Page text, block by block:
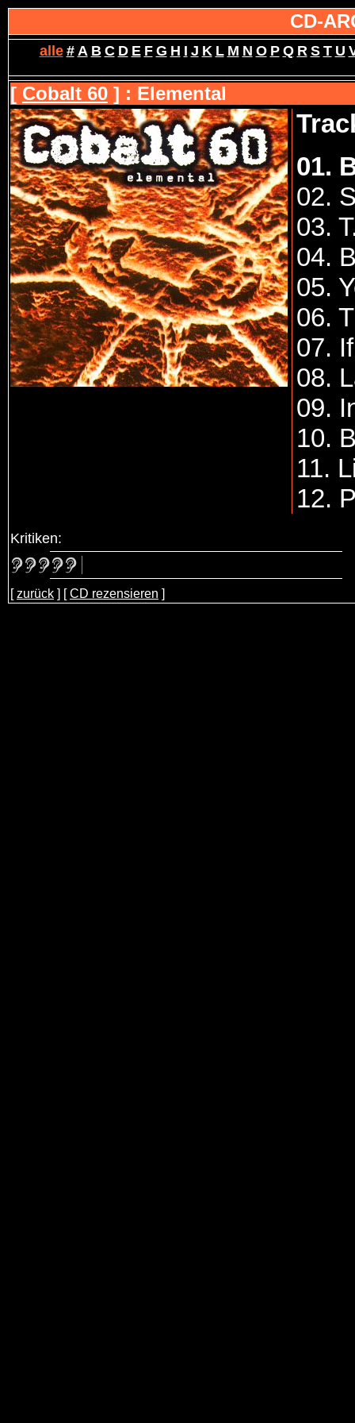
CD-
alle # A B C D E F G H I J K L M N O P Q R S T U
[ Cobalt 60 ] : Elemental
01.
02.
03.
04.
05.
06.
07.
08.
09.
10.
11.
12.
Kritiken:
[zurück ] [CD rezensieren ]